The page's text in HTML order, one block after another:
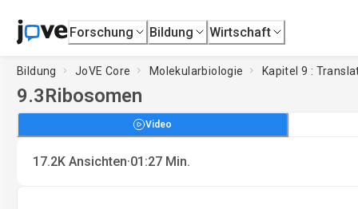
Forschung Bildung Wirtschaft
Bildung JoVE Core Molekularbiologie Kapitel 9 :
9.3Ribosomen
Video
17.2K Ansichten·01:27 Min.